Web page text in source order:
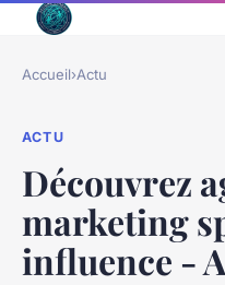
Accueil›Actu
ACTU
Découvrez
marketing
influence -